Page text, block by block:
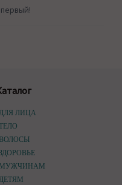
ЛИЦА
ВОЛОСЫ
МУЖЧИНАМ